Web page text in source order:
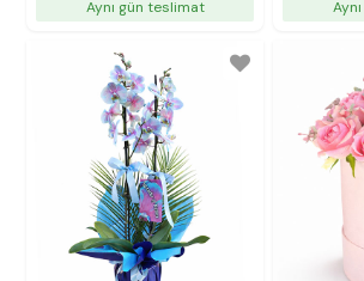
Aynı gün teslimat